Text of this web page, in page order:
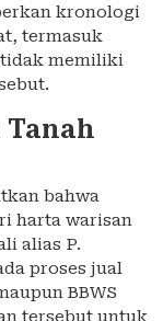
kronologi
termasuk
tidak memiliki
bahwa
harta warisan
alias P.
proses jual
BBWS
tersebut untuk